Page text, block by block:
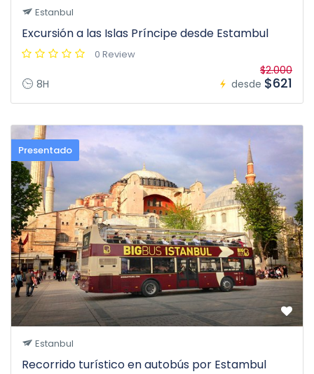
Estanbul
Excursión a las Islas Príncipe desde Estambul
0 Review
8H desde
$2.000
$621
Presentado
Estanbul
Recorrido turístico en autobús por Estambul